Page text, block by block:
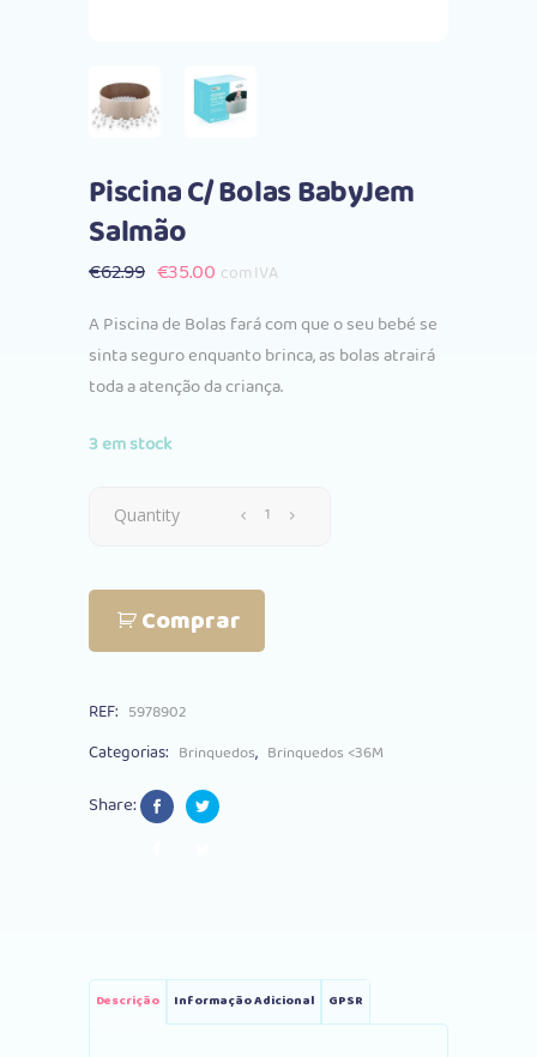
Piscina C/ Bolas BabyJem
Salmão
€62.99 O
original
era:
€62.99.
€35.00O
atual
é:
€35.00.
com IVA
A Piscina de Bolas fará com que o seu bebé se
sinta seguro enquanto brinca, as bolas atrairá
toda a atenção da criança.
3 em stock
Piscina
Bolas
Salmão
Quantity
Comprar
REF: 5978902
Categorias: Brinquedos, Brinquedos <36M
Share:
Descrição Informação Adicional GPSR